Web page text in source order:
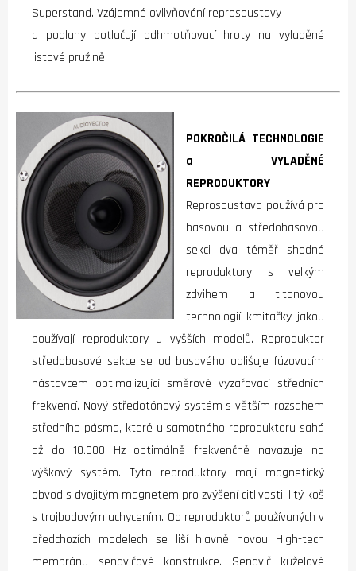
Superstand. Vzájemné ovlivňování reprosoustavy
a podlahy potlačují odhmotňovací hroty na vyladěné
listové pružině.
POKROČILÁ TECHNOLOGIE
a VYLADĚNÉ
REPRODUKTORY
Reprosoustava používá pro
basovou a středobasovou
sekci dva téměř shodné
reproduktory s velkým
zdvihem a titanovou
technologií kmitačky jakou
používají reproduktory u vyšších modelů. Reproduktor
středobasové sekce se od basového odlišuje fázovacím
nástavcem optimalizující směrové vyzařovací středních
frekvencí. Nový středotónový systém s větším rozsahem
středního pásma, které u samotného reproduktoru sahá
až do 10.000 Hz optimálně frekvenčně navazuje na
výškový systém. Tyto reproduktory mají magnetický
obvod s dvojitým magnetem pro zvýšení citlivosti, litý koš
s trojbodovým uchycením. Od reproduktorů používaných v
předchozích modelech se liší hlavně novou High-tech
membránu sendvičové konstrukce. Sendvič kuželové